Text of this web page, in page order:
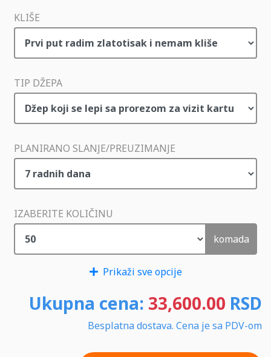
KLIŠE
TIP DŽEPA
PLANIRANO SLANJE/PREUZIMANJE
IZABERITE KOLIČINU
komada
Prikaži sve opcije
Ukupna cena: 33,600.00 RSD
Besplatna dostava. Cena je sa PDV-om